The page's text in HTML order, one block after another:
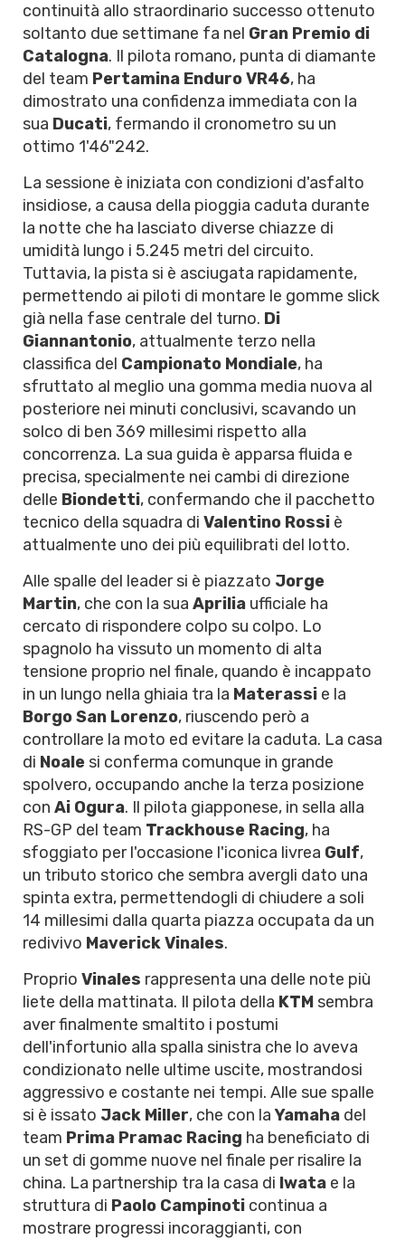
continuità allo straordinario successo ottenuto
soltanto due settimane fa nel Gran Premio di
Catalogna. Il pilota romano, punta di diamante
del team Pertamina Enduro VR46, ha
dimostrato una confidenza immediata con la
sua Ducati, fermando il cronometro su un
ottimo 1'46"242.
La sessione è iniziata con condizioni d'asfalto
insidiose, a causa della pioggia caduta durante
la notte che ha lasciato diverse chiazze di
umidità lungo i 5.245 metri del circuito.
Tuttavia, la pista si è asciugata rapidamente,
permettendo ai piloti di montare le gomme slick
già nella fase centrale del turno. Di
Giannantonio, attualmente terzo nella
classifica del Campionato Mondiale, ha
sfruttato al meglio una gomma media nuova al
posteriore nei minuti conclusivi, scavando un
solco di ben 369 millesimi rispetto alla
concorrenza. La sua guida è apparsa fluida e
precisa, specialmente nei cambi di direzione
delle Biondetti, confermando che il pacchetto
tecnico della squadra di Valentino Rossi è
attualmente uno dei più equilibrati del lotto.
Alle spalle del leader si è piazzato Jorge
Martin, che con la sua Aprilia ufficiale ha
cercato di rispondere colpo su colpo. Lo
spagnolo ha vissuto un momento di alta
tensione proprio nel finale, quando è incappato
in un lungo nella ghiaia tra la Materassi e la
Borgo San Lorenzo, riuscendo però a
controllare la moto ed evitare la caduta. La casa
di Noale si conferma comunque in grande
spolvero, occupando anche la terza posizione
con Ai Ogura. Il pilota giapponese, in sella alla
RS-GP del team Trackhouse Racing, ha
sfoggiato per l'occasione l'iconica livrea Gulf,
un tributo storico che sembra avergli dato una
spinta extra, permettendogli di chiudere a soli
14 millesimi dalla quarta piazza occupata da un
redivivo Maverick Vinales.
Proprio Vinales rappresenta una delle note più
liete della mattinata. Il pilota della KTM sembra
aver finalmente smaltito i postumi
dell'infortunio alla spalla sinistra che lo aveva
condizionato nelle ultime uscite, mostrandosi
aggressivo e costante nei tempi. Alle sue spalle
si è issato Jack Miller, che con laYamaha del
team Prima Pramac Racing ha beneficiato di
un set di gomme nuove nel finale per risalire la
china. La partnership tra la casa di Iwata e la
struttura di Paolo Campinoti continua a
mostrare progressi incoraggianti, con